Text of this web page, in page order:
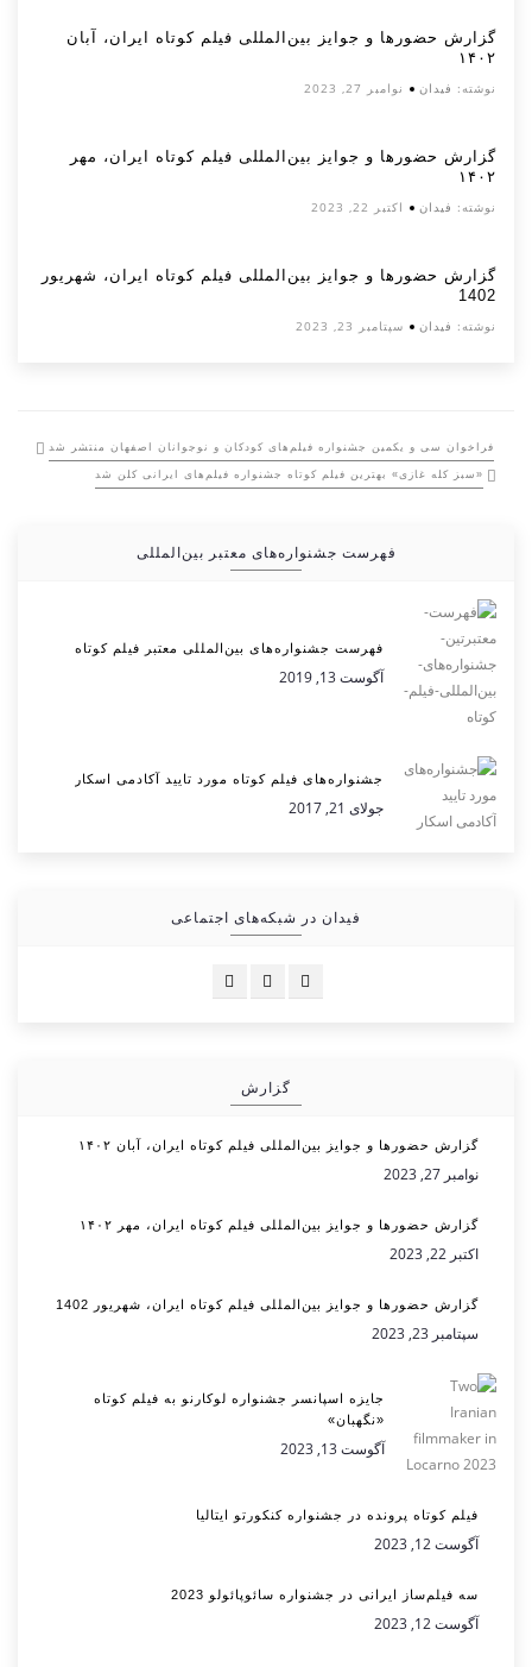
گزارش حضورها و جوایز بین‌المللی فیلم کوتاه ایران، آبان
۱۴۰۲
نوشته: فیدان نوامبر 27, 2023
گزارش حضورها و جوایز بین‌المللی فیلم کوتاه ایران، مهر
۱۴۰۲
نوشته: فیدان اکتبر 22, 2023
گزارش حضورها و جوایز بین‌المللی فیلم کوتاه ایران، شهریور
1402
نوشته: فیدان سپتامبر 23, 2023
فراخوان سی و یکمین جشنواره فیلم‌های کودکان و نوجوانان اصفهان منتشر شد
«سبز کله غازی» بهترین فیلم کوتاه جشنواره فیلم‌های ایرانی کلن شد
فهرست جشنواره‌های معتبر بین‌المللی
فهرست جشنواره‌های بین‌المللی معتبر فیلم کوتاه
آگوست 13, 2019
جشنواره‌های فیلم کوتاه مورد تایید آکادمی اسکار
جولای 21, 2017
فیدان در شبکه‌های اجتماعی
گزارش
گزارش حضورها و جوایز بین‌المللی فیلم کوتاه ایران، آبان ۱۴۰۲
نوامبر 27, 2023
گزارش حضورها و جوایز بین‌المللی فیلم کوتاه ایران، مهر ۱۴۰۲
اکتبر 22, 2023
گزارش حضورها و جوایز بین‌المللی فیلم کوتاه ایران، شهریور 1402
سپتامبر 23, 2023
جایزه اسپانسر جشنواره لوکارنو به فیلم کوتاه
«نگهبان»
آگوست 13, 2023
فیلم کوتاه پرونده در جشنواره کنکورتو ایتالیا
آگوست 12, 2023
سه فیلم‌ساز ایرانی در جشنواره سائوپائولو 2023
آگوست 12, 2023